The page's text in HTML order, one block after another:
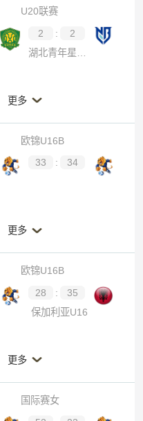
U20联赛
2 :
2
湖北青年星U20
更多
欧锦U16B
33 :
34
更多
欧锦U16B
28 :
35
保加利亚U16
更多
国际赛女